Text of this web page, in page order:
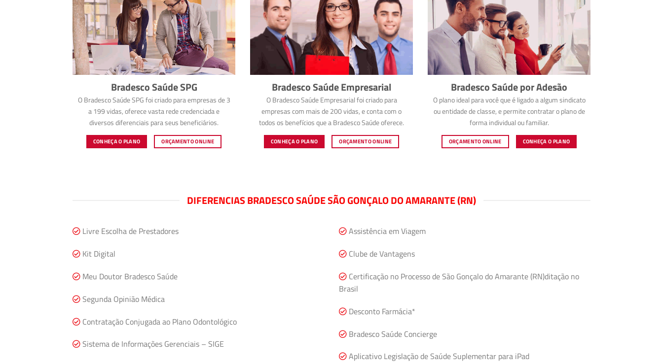
Bradesco Saúde SPG
O Bradesco Saúde SPG foi criado para empresas de 3
a 199 vidas, oferece vasta rede credenciada e
diversos diferenciais para seus beneficiários.
CONHEÇA O PLANO ORÇAMENTO ONLINE
Bradesco Saúde Empresarial
O Bradesco Saúde Empresarial foi criado para
empresas com mais de 200 vidas, e conta com o
todos os benefícios que a Bradesco Saúde oferece.
CONHEÇA O PLANO ORÇAMENTO ONLINE
Bradesco Saúde por Adesão
O plano ideal para você que é ligado a algum sindicato
ou entidade de classe, e permite contratar o plano de
forma individual ou familiar.
ORÇAMENTO ONLINE CONHEÇA O PLANO
DIFERENCIAS BRADESCO SAÚDE SÃO GONÇALO DO AMARANTE (RN)
Livre Escolha de Prestadores
Kit Digital
Meu Doutor Bradesco Saúde
Segunda Opinião Médica
Contratação Conjugada ao Plano Odontológico
Sistema de Informações Gerenciais – SIGE
Assistência em Viagem
Clube de Vantagens
Certificação no Processo de São Gonçalo do Amarante (RN)ditação no
Brasil
Desconto Farmácia*
Bradesco Saúde Concierge
Aplicativo Legislação de Saúde Suplementar para iPad